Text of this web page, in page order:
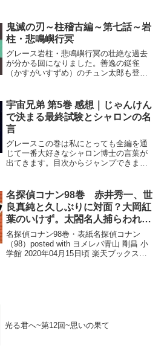
さい。ジャン・キルシュタインはこの
「進撃の巨人」の作中で、現...
鬼滅の刃～柱稽古編～第七話～岩
柱・悲鳴嶼行冥
グレース岩柱・悲鳴嶼行冥の壮絶な過去
が分かる回になりました。善逸の鎹雀
（かすがいすずめ）のチュン太郎も登場
助言をもらうことで、なんとか岩を動か
すことに成功する。足掛...
宇宙兄弟 第5巻 感想｜じゃんけん
で決まる最終試験とシャロンの名
言
グレースこの巻は私にとっても全編を通
じて一番大好きなシャロン博士の言葉が
出てきます。目次からジャンプできま
⬅ 第4巻 🐰 レビュー一覧🚀 第6
巻 ➡じゃんけん...
名探偵コナン98巻 赤井秀一、世
良真純と久しぶりに対面？大岡紅
葉のいけず。太閤名人捕らわれ
る？
名探偵コナン98巻・表紙名探偵コナン
（98）posted with ヨメレバ青山 剛昌 小
学館 2020年04月15日頃 楽天ブックス
光る君へ~第12回~思いの果て